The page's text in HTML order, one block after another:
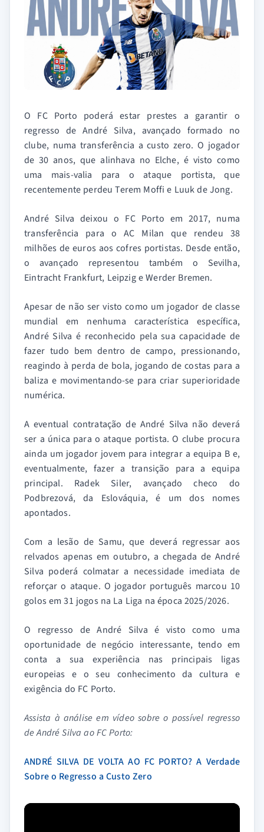
O FC Porto poderá estar prestes a garantir o
regresso de André Silva, avançado formado no
clube, numa transferência a custo zero. O jogador
de 30 anos, que alinhava no Elche, é visto como
uma mais-valia para o ataque portista, que
recentemente perdeu Terem Moffi e Luuk de Jong.
André Silva deixou o FC Porto em 2017, numa
transferência para o AC Milan que rendeu 38
milhões de euros aos cofres portistas. Desde então,
o avançado representou também o Sevilha,
Eintracht Frankfurt, Leipzig e Werder Bremen.
Apesar de não ser visto como um jogador de classe
mundial em nenhuma característica específica,
André Silva é reconhecido pela sua capacidade de
fazer tudo bem dentro de campo, pressionando,
reagindo à perda de bola, jogando de costas para a
baliza e movimentando-se para criar superioridade
numérica.
A eventual contratação de André Silva não deverá
ser a única para o ataque portista. O clube procura
ainda um jogador jovem para integrar a equipa B e,
eventualmente, fazer a transição para a equipa
principal. Radek Siler, avançado checo do
Podbrezová, da Eslováquia, é um dos nomes
apontados.
Com a lesão de Samu, que deverá regressar aos
relvados apenas em outubro, a chegada de André
Silva poderá colmatar a necessidade imediata de
reforçar o ataque. O jogador português marcou 10
golos em 31 jogos na La Liga na época 2025/2026.
O regresso de André Silva é visto como uma
oportunidade de negócio interessante, tendo em
conta a sua experiência nas principais ligas
europeias e o seu conhecimento da cultura e
exigência do FC Porto.
Assista à análise em vídeo sobre o possível regresso
de André Silva ao FC Porto:
ANDRÉ SILVA DE VOLTA AO FC PORTO? A Verdade
Sobre o Regresso a Custo Zero